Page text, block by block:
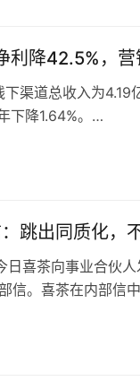
利降42.5%，营
渠道总收入为4.19
降1.64%。
因于线下客户的消
。
跳出同质化，
喜茶向事业合伙
信。喜茶在内部信
，破局之道是要极